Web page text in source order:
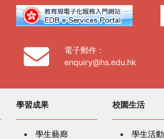
電子郵件 :
enquiry@hs.edu.hk
學習成果
學生藝廊
校園生活
學生活動